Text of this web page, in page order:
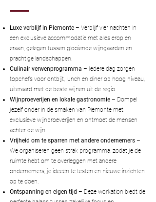
Luxe verblijf in Piemonte – Verblijf vier nachten in
een exclusieve accommodatie met alles erop en
eraan, gelegen tussen glooiende wijngaarden en
prachtige landschappen.
Culinair verwenprogramma – Iedere dag zorgen
topchefs voor ontbijt, lunch en diner op hoog niveau,
uiteraard met de beste wijnen uit de regio.
Wijnproeverijen en lokale gastronomie – Dompel
jezelf onder in de smaken van Piemonte met
exclusieve wijnproeverijen en ontmoet de mensen
achter de wijn.
Vrijheid om te sparren met andere ondernemers –
We organiseren geen strak programma, zodat je de
ruimte hebt om te overleggen met andere
ondernemers, je ideeën te testen en nieuwe inzichten
op te doen.
Ontspanning en eigen tijd – Deze workation biedt de